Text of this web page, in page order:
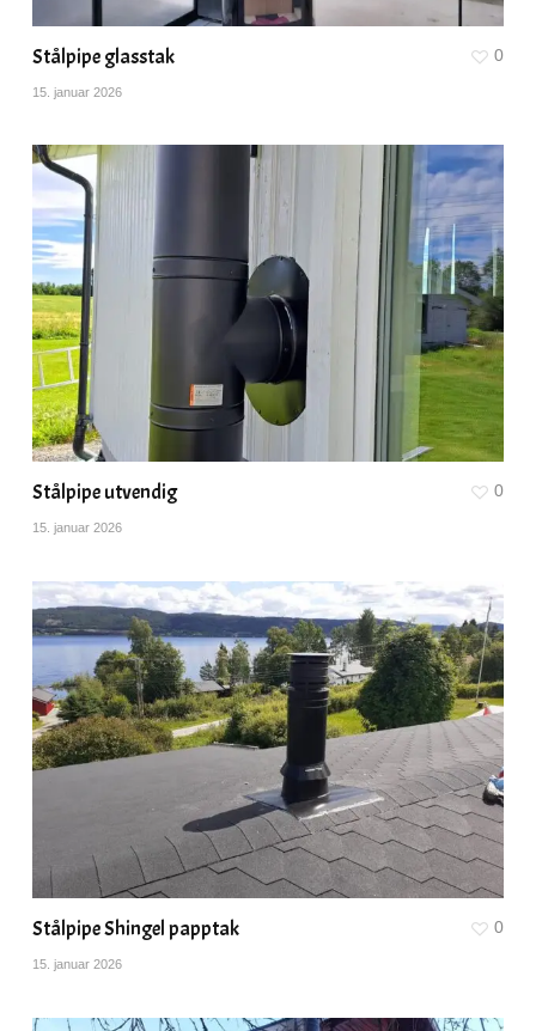
Stålpipe glasstak
15. januar 2026
0
Stålpipe utvendig
15. januar 2026
0
Stålpipe Shingel papptak
15. januar 2026
0